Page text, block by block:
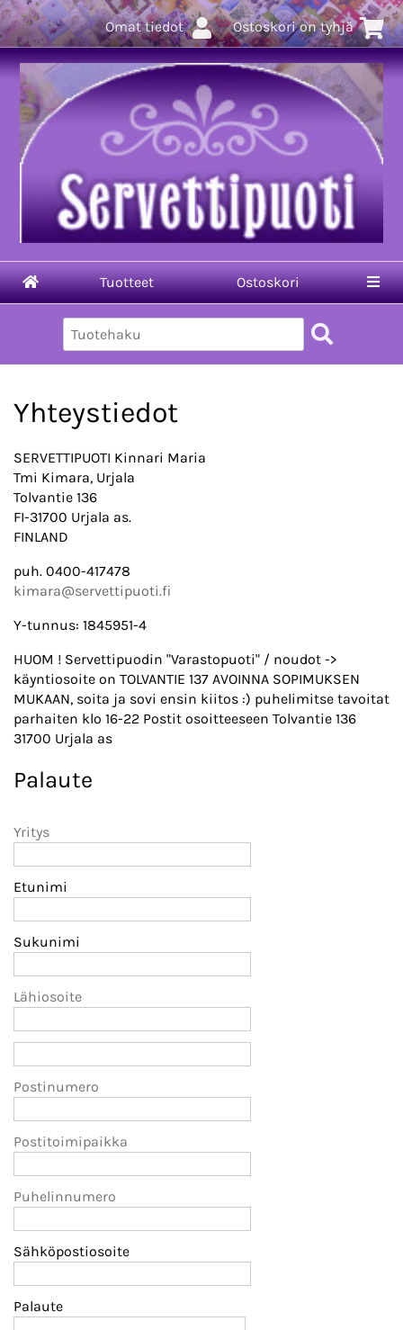
Omat tiedot Ostoskori on tyhjä
Tuotteet Ostoskori
Yhteystiedot
SERVETTIPUOTI Kinnari Maria
Tmi Kimara, Urjala
Tolvantie 136
FI-31700 Urjala as.
FINLAND
puh. 0400-417478
kimara@servettipuoti.fi
Y-tunnus: 1845951-4
HUOM ! Servettipuodin "Varastopuoti" / noudot ->
käyntiosoite on TOLVANTIE 137 AVOINNA SOPIMUKSEN
MUKAAN, soita ja sovi ensin kiitos :) puhelimitse tavoitat
parhaiten klo 16-22 Postit osoitteeseen Tolvantie 136
31700 Urjala as
Palaute
Yritys
Etunimi
Sukunimi
Lähiosoite
Postinumero
Postitoimipaikka
Puhelinnumero
Sähköpostiosoite
Palaute